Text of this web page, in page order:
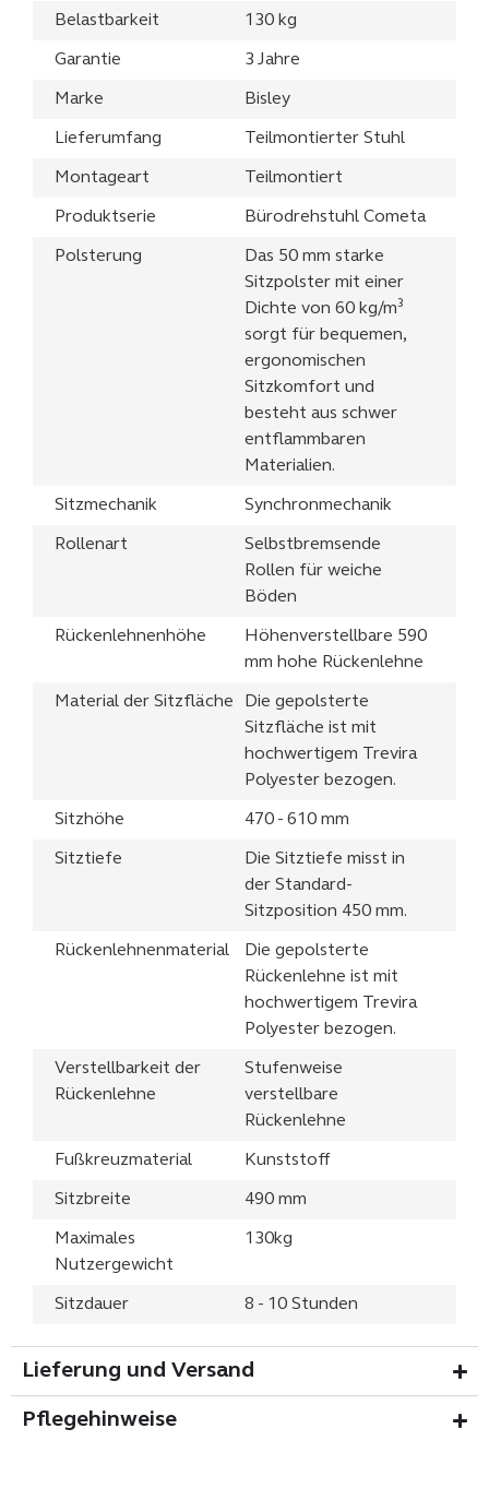
Belastbarkeit 130 kg
Garantie 3 Jahre
Marke Bisley
Lieferumfang Teilmontierter Stuhl
Montageart Teilmontiert
Produktserie Bürodrehstuhl Cometa
Polsterung
Das 50 mm starke
Sitzpolster mit einer
Dichte von 60 kg/m³
sorgt für bequemen,
ergonomischen
Sitzkomfort und
besteht aus schwer
entflammbaren
Materialien.
Sitzmechanik Synchronmechanik
Rollenart
Selbstbremsende
Rollen für weiche
Böden
Rückenlehnenhöhe
Höhenverstellbare 590
mm hohe Rückenlehne
Material der Sitzfläche
Die gepolsterte
Sitzfläche ist mit
hochwertigem Trevira
Polyester bezogen.
Sitzhöhe 470 - 610 mm
Sitztiefe
Die Sitztiefe misst in
der Standard-
Sitzposition 450 mm.
Rückenlehnenmaterial
Die gepolsterte
Rückenlehne ist mit
hochwertigem Trevira
Polyester bezogen.
Verstellbarkeit der
Rückenlehne
Stufenweise
verstellbare
Rückenlehne
Fußkreuzmaterial Kunststoff
Sitzbreite 490 mm
Maximales
Nutzergewicht
130kg
Sitzdauer 8 - 10 Stunden
Lieferung und Versand
Pflegehinweise